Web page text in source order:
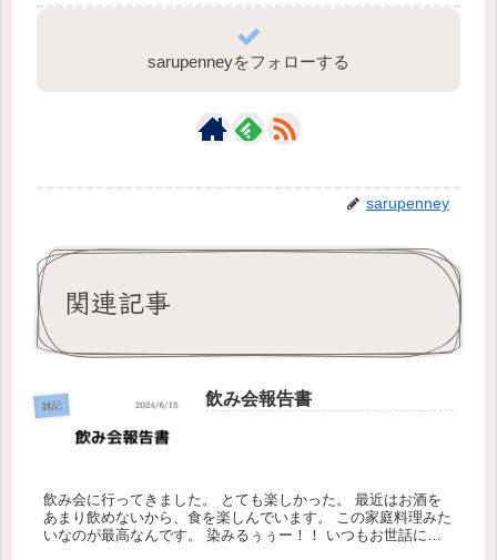
sarupenneyをフォローする
sarupenney
関連記事
雑記 飲み会報告書
飲み会に行ってきました。 とても楽しかった。 最近はお酒を
あまり飲めないから、食を楽しんでいます。 この家庭料理みた
いなのが最高なんです。 染みるぅぅー！！ いつもお世話にな